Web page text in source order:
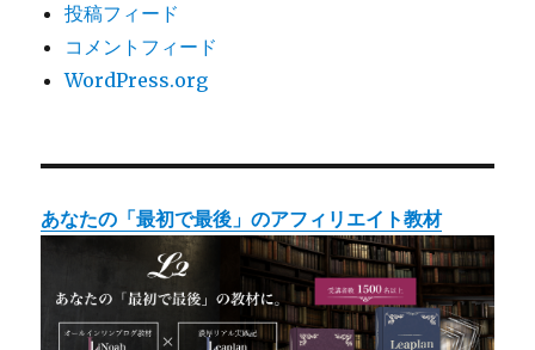
投稿フィード
コメントフィード
WordPress.org
あなたの「最初で最後」のアフィリエイト教材